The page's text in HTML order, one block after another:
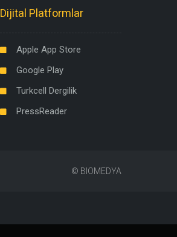
Dijital Platformlar
Apple App Store
Google Play
Turkcell Dergilik
PressReader
© BIOMEDYA